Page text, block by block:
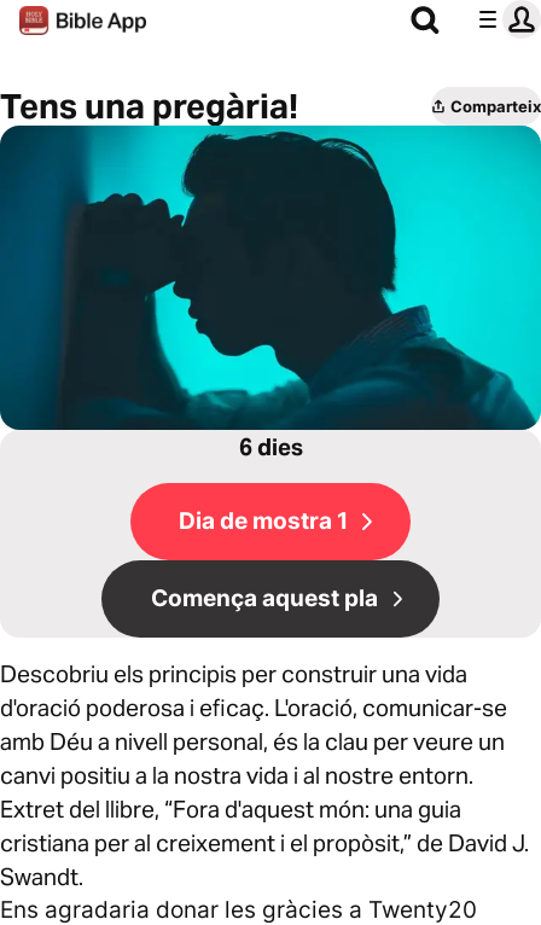
Tens una pregària! Comparteix
6 dies
Dia de mostra 1
Comença aquest pla
Descobriu els principis per construir una vida
d'oració poderosa i eficaç. L'oració, comunicar-se
amb Déu a nivell personal, és la clau per veure un
canvi positiu a la nostra vida i al nostre entorn.
Extret del llibre, “Fora d'aquest món: una guia
cristiana per al creixement i el propòsit,” de David J.
Swandt.
Ens agradaria donar les gràcies a Twenty20